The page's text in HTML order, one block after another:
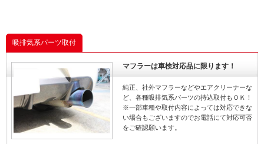
吸排気系パーツ取付
マフラーは車検対応品に限ります！
純正、社外マフラーなどやエアクリーナーな
ど、各種吸排気系パーツの持込取付もＯＫ！
※一部車種や取付内容によっては対応できな
い場合もございますのでお電話にて対応可否
をご確認願います。